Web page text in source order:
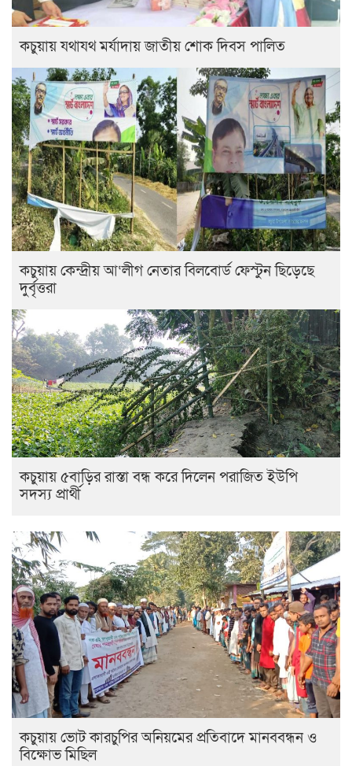
কচুয়ায় যথাযথ মর্যাদায় জাতীয় শোক দিবস পালিত
কচুয়ায় কেন্দ্রীয় আ‘লীগ নেতার বিলবোর্ড ফেস্টুন ছিড়েছে
দুর্বৃত্তরা
কচুয়ায় ৫বাড়ির রাস্তা বন্ধ করে দিলেন পরাজিত ইউপি
সদস্য প্রার্থী
কচুয়ায় ভোট কারচুপির অনিয়মের প্রতিবাদে মানববন্ধন ও
বিক্ষোভ মিছিল